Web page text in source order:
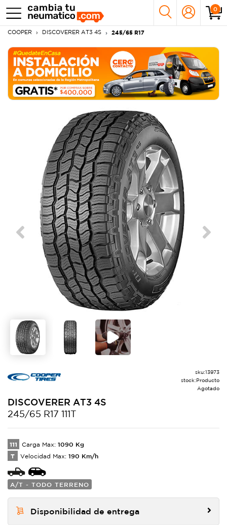
0
COOPER DISCOVERER AT3 4S 245/65 R17
Previous Next
sku:13973
stock:Producto
Agotado
DISCOVERER AT3 4S
245/65 R17 111T
111 Carga Max: 1090 Kg
T Velocidad Max: 190 Km/h
A/T - TODO TERRENO
Disponibilidad de entrega